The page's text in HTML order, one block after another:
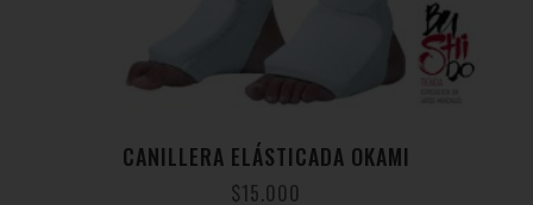
CANILLERA ELÁSTICADA OKAMI
$15.000